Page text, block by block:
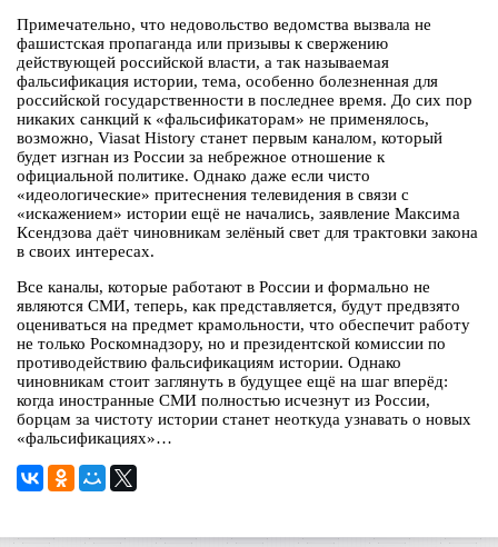
Примечательно, что недовольство ведомства вызвала не
фашистская пропаганда или призывы к свержению
действующей российской власти, а так называемая
фальсификация истории, тема, особенно болезненная для
российской государственности в последнее время. До сих пор
никаких санкций к «фальсификаторам» не применялось,
возможно, Viasat History станет первым каналом, который
будет изгнан из России за небрежное отношение к
официальной политике. Однако даже если чисто
«идеологические» притеснения телевидения в связи с
«искажением» истории ещё не начались, заявление Максима
Ксендзова даёт чиновникам зелёный свет для трактовки закона
в своих интересах.
Все каналы, которые работают в России и формально не
являются СМИ, теперь, как представляется, будут предвзято
оцениваться на предмет крамольности, что обеспечит работу
не только Роскомнадзору, но и президентской комиссии по
противодействию фальсификациям истории. Однако
чиновникам стоит заглянуть в будущее ещё на шаг вперёд:
когда иностранные СМИ полностью исчезнут из России,
борцам за чистоту истории станет неоткуда узнавать о новых
«фальсификациях»…